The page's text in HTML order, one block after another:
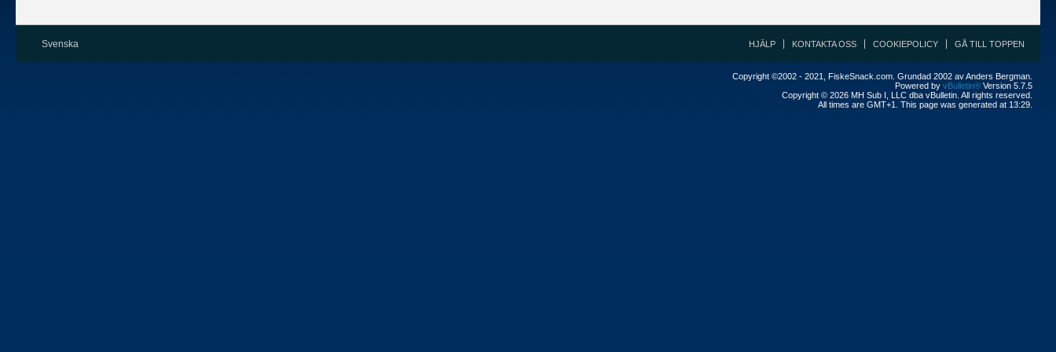
Svenska HJÄLP KONTAKTA OSS COOKIEPOLICY GÅ TILL TOPPEN
Copyright ©2002 - 2021, FiskeSnack.com. Grundad 2002 av Anders Bergman.
Powered by vBulletin® Version 5.7.5
Copyright © 2026 MH Sub I, LLC dba vBulletin. All rights reserved.
All times are GMT+1. This page was generated at 13:29.